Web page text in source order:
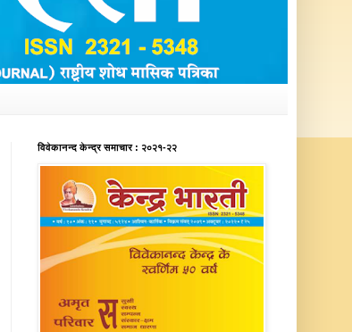
विवेकानन्द केन्द्र समाचार : २०२१-२२